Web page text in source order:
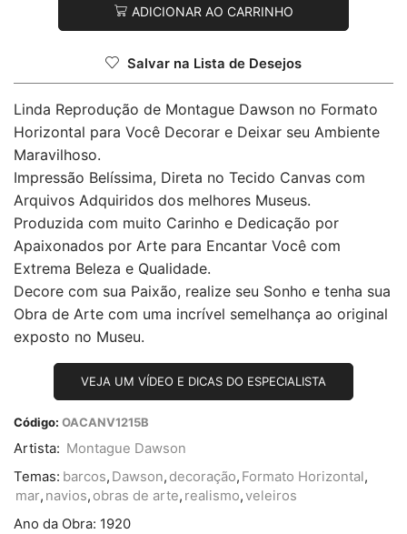
ADICIONAR AO CARRINHO
Salvar na Lista de Desejos
Linda Reprodução de Montague Dawson no Formato
Horizontal para Você Decorar e Deixar seu Ambiente
Maravilhoso.
Impressão Belíssima, Direta no Tecido Canvas com
Arquivos Adquiridos dos melhores Museus.
Produzida com muito Carinho e Dedicação por
Apaixonados por Arte para Encantar Você com
Extrema Beleza e Qualidade.
Decore com sua Paixão, realize seu Sonho e tenha sua
Obra de Arte com uma incrível semelhança ao original
exposto no Museu.
VEJA UM VÍDEO E DICAS DO ESPECIALISTA
Código: OACANV1215B
Artista: Montague Dawson
Temas: barcos, Dawson, decoração, Formato Horizontal ,
mar, navios, obras de arte, realismo,veleiros
Ano da Obra: 1920